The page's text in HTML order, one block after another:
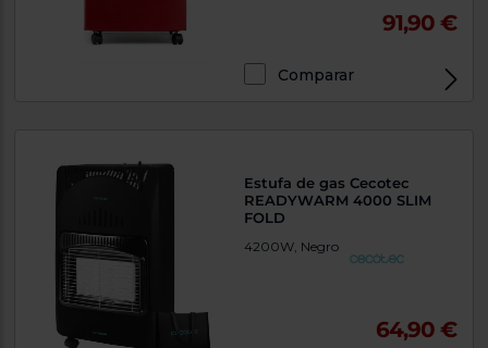
91,90 €
Comparar
Estufa de gas Cecotec
READYWARM 4000 SLIM
FOLD
4200W, Negro
64,90 €